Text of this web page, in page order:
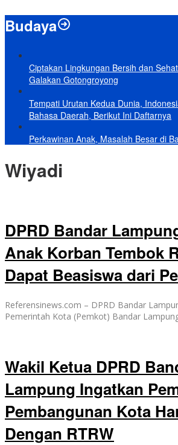
Budaya
Ciptakan Lingkungan Bersih dan
Galakan Gotongroyong
Tempati Urutan Kedua Dunia,
Bahasa Daerah, Berikut Ini Daftarnya
Perkawinan Anak, Masalah Besar di
Wiyadi
DPRD Bandar
Anak Korban Tembok
Dapat Beasiswa dari
Referensinews.com – DPRD Bandar
Pemerintah Kota (Pemkot) Bandar
Wakil Ketua DPRD
Lampung Ingatkan
Pembangunan Kota
Dengan RTRW